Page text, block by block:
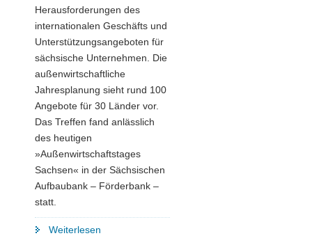
Herausforderungen des
internationalen Geschäfts und
Unterstützungsangeboten für
sächsische Unternehmen. Die
außenwirtschaftliche
Jahresplanung sieht rund 100
Angebote für 30 Länder vor.
Das Treffen fand anlässlich
des heutigen
»Außenwirtschaftstages
Sachsen« in der Sächsischen
Aufbaubank – Förderbank –
statt.
Weiterlesen